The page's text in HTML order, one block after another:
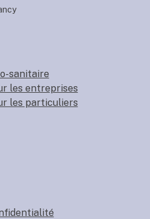
sanitaire
les entreprises
les particuliers